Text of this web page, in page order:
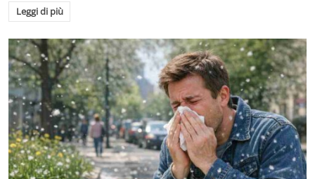
Leggi di più